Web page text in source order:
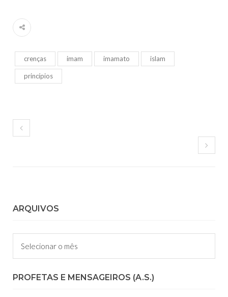
crenças imam imamato islam
princípios
ARQUIVOS
Arquivos
PROFETAS E MENSAGEIROS (A.S.)